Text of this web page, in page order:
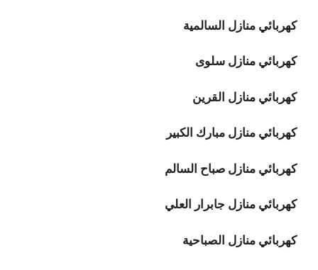
كهربائي منازل السالمية
كهربائي منازل سلوى
كهربائي منازل القرين
كهربائي منازل مبارك الكبير
كهربائي منازل صباح السالم
كهربائي منازل جابرار العلي
كهربائي منازل الصباحية